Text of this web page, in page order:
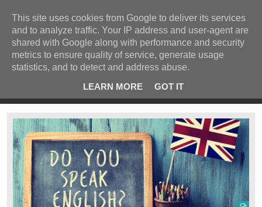
Ιερόσυλοι έκλεψαν τάματα από Ιερό Ναό στις Σέρρες
ΚΕΝΤΡΙΚΗ ΑΝΑ ΚΑΤΗΓΟΡΙΑ
ΕΙΔΗΣΕΙΣ ΑΝΑ ΠΕΡΙΟΧΗ
ΠΡΟΣΦΑΤΑ ΝΕΑ
Ν. ΣΕΡΡΩΝ Η ΓΗ ΜΑΣ
ΤΥΧΑΙΕΣ ΑΝΑΡΤΗΣΕΙΣ/ΑΡΘΡΑ
Serres Racing Circuit
Panserraikos FC
This site uses cookies from Google to deliver its services
and to analyze traffic. Your IP address and user-agent are
shared with Google along with performance and security
metrics to ensure quality of service, generate usage
statistics, and to detect and address abuse.
LEARN MORE
GOT IT